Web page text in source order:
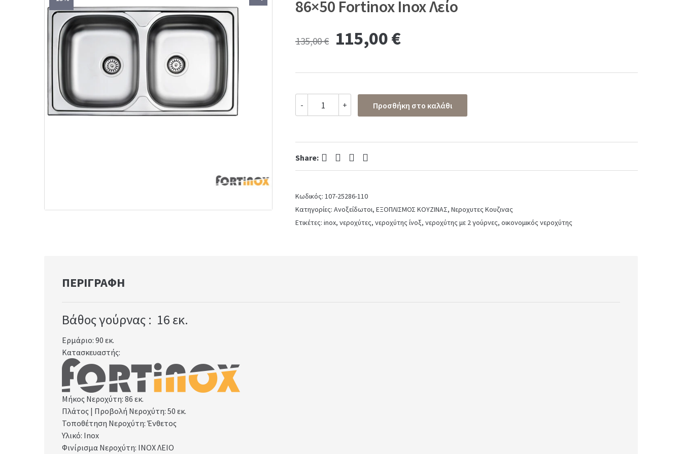
86×50 Fortinox Inox Λείο
135,00€ Original
was:
135,00 €.
115,00€Current
is:
115,00 €.
-
Κουζίνας
Ανοξείδωτος
Inox
Λείο
+ Προσθήκη στο καλάθι
Share: Facebook Twitter Pinterest LinkedIn
Κωδικός: 107-25286-110
Κατηγορίες: Ανοξείδωτοι, ΕΞΟΠΛΙΣΜΟΣ ΚΟΥΖΙΝΑΣ, Νεροχυτες Κουζινας
Ετικέτες: inox, νεροχύτες, νεροχύτης ίνοξ, νεροχύτης με 2 γούρνες, οικονομικός νεροχύτης
ΠΕΡΙΓΡΑΦΉ
Βάθος γούρνας : 16 εκ.
Ερμάριο: 90 εκ.
Κατασκευαστής:
Μήκος Νεροχύτη: 86 εκ.
Πλάτος | Προβολή Νεροχύτη: 50 εκ.
Τοποθέτηση Νεροχύτη: Ένθετος
Υλικό: Inox
Φινίρισμα Νεροχύτη: INOX ΛΕΙΟ